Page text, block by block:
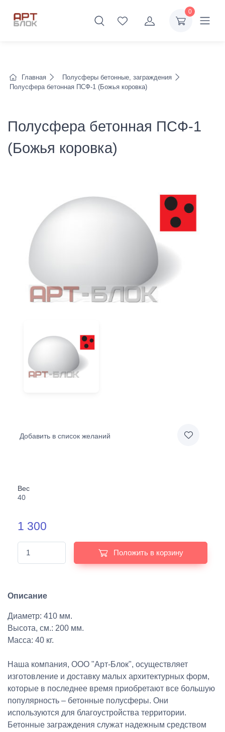
0
Главная
Полусферы бетонные, заграждения
Полусфера бетонная ПСФ-1 (Божья коровка)
Полусфера бетонная ПСФ-1
(Божья коровка)
Добавить в список желаний
Вес
40
1 300
Положить в корзину
Описание
Диаметр: 410 мм.
Высота, см.: 200 мм.
Масса: 40 кг.
Наша компания, ООО "Арт-Блок", осуществляет
изготовление и доставку малых архитектурных форм,
которые в последнее время приобретают все большую
популярность – бетонные полусферы. Они
используются для благоустройства территории.
Бетонные заграждения служат надежным средством